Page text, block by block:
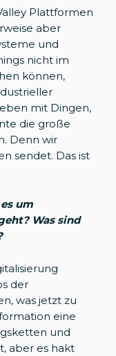
Plattformen
aber
und
nicht im
können,
mit Dingen,
die große
Denn wir
sendet. Das ist
um
Was sind
der
was jetzt zu
eine
und
aber es hakt